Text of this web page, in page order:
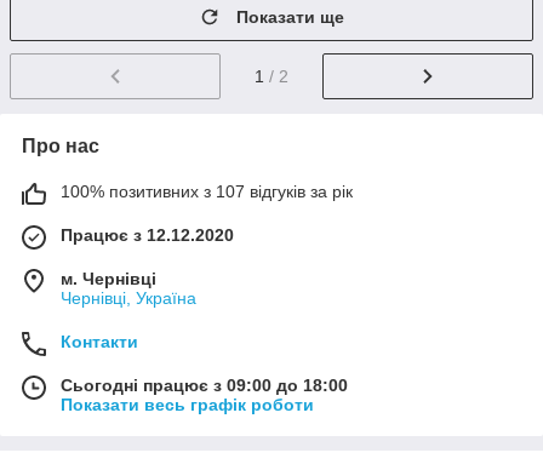
Показати ще
1 / 2
Про нас
100% позитивних з 107 відгуків за рік
Працює з 12.12.2020
м. Чернівці
Чернівці, Україна
Контакти
Сьогодні працює з 09:00 до 18:00
Показати весь графік роботи